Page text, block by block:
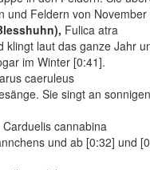
und Feldern von
Fulica atra
klingt laut das ganze Jahr
im Winter [0:41].
caeruleus
Sie singt an
Carduelis cannabina
und ab [0:32] und